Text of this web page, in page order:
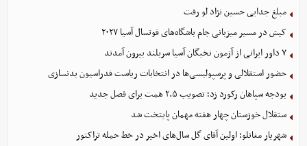
مبلغ جدایی حسین نژاد لو رفت
کیش در مسیر میزبانی جام باشگاه‌های فوتسال آسیا ۲۰۲۷
۷ داور ایرانی از آزمون نخبگان آسیا سربلند بیرون آمدند
حضور استقلالی و پرسپولیسی‌ها در انتخابات ریاست فدراسیون بدنسازی
بودجه سپاهان رکورد زد؛ تصویب ۲.۵ همت برای فصل جدید
ستقلال خوزستان چهار هفته مهمان پایتخت شد
شهریار مغانلو؛ اولین آقای گل سال‌های اخیر در خط حمله تراکتور